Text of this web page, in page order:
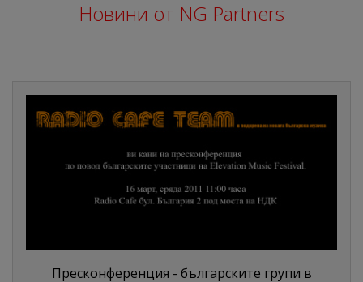
Новини от NG Partners
Пресконференция - българските групи в